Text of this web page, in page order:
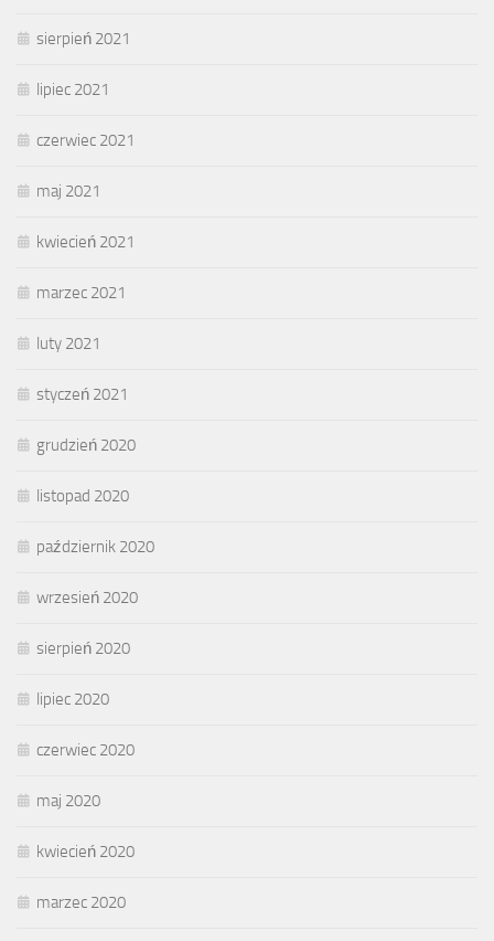
sierpień 2021
lipiec 2021
czerwiec 2021
maj 2021
kwiecień 2021
marzec 2021
luty 2021
styczeń 2021
grudzień 2020
listopad 2020
październik 2020
wrzesień 2020
sierpień 2020
lipiec 2020
czerwiec 2020
maj 2020
kwiecień 2020
marzec 2020